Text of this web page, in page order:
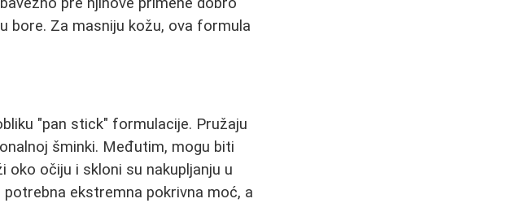
bore. Za masniju kožu, ova formula
"pan stick" formulacije. Pružaju
šminki. Međutim, mogu biti
očiju i skloni su nakupljanju u
ekstremna pokrivna moć, a